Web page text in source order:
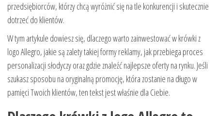
przedsiębiorców, którzy chcą wyróżnić się na tle konkurencji i skutecznie
dotrzeć do klientów.
W tym artykule dowiesz się, dlaczego warto zainwestować w krówki z
logo Allegro, jakie są zalety takiej formy reklamy, jak przebiega proces
personalizacji słodyczy oraz gdzie znaleźć najlepsze oferty na rynku. Jeśli
szukasz sposobu na oryginalną promocję, która zostanie na długo w
pamięci Twoich klientów, ten tekst jest właśnie dla Ciebie.